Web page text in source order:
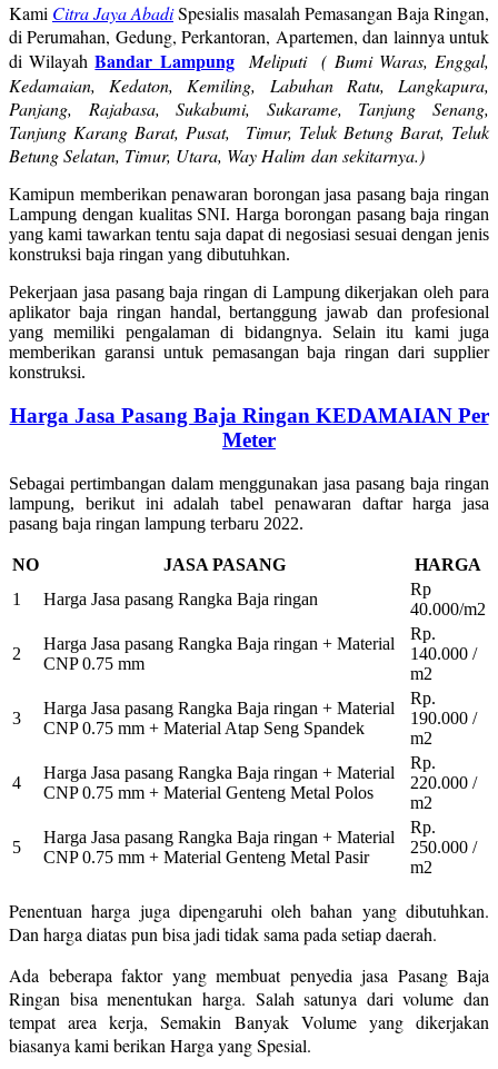
Kami Citra Jaya AbadiSpesialis masalah Pemasangan Baja Ringan,
di Perumahan, Gedung, Perkantoran, Apartemen, dan lainnya untuk
di WilayahBandar LampungMeliputi ( Bumi Waras, Enggal,
Kedamaian, Kedaton, Kemiling, Labuhan Ratu, Langkapura,
Panjang, Rajabasa, Sukabumi, Sukarame, Tanjung Senang,
Tanjung Karang Barat, Pusat, Timur, Teluk Betung Barat, Teluk
Betung Selatan, Timur, Utara, Way Halim dan sekitarnya.)
Kamipun memberikan penawaran borongan jasa pasang baja ringan
Lampung dengan kualitas SNI. Harga borongan pasang baja ringan
yang kami tawarkan tentu saja dapat di negosiasi sesuai dengan jenis
konstruksi baja ringan yang dibutuhkan.
Pekerjaan jasa pasang baja ringan di Lampung dikerjakan oleh para
aplikator baja ringan handal, bertanggung jawab dan profesional
yang memiliki pengalaman di bidangnya. Selain itu kami juga
memberikan garansi untuk pemasangan baja ringan dari supplier
konstruksi.
Harga Jasa Pasang Baja Ringan KEDAMAIAN Per
Meter
Sebagai pertimbangan dalam menggunakan jasa pasang baja ringan
lampung, berikut ini adalah tabel penawaran daftar harga jasa
pasang baja ringan lampung terbaru 2022.
NO JASA PASANG
HARGA
1
Harga Jasa pasang Rangka Baja ringan
Rp
40.000/m2
2
Harga Jasa pasang Rangka Baja ringan + Material
CNP 0.75 mm
Rp.
140.000 /
m2
3
Harga Jasa pasang Rangka Baja ringan + Material
CNP 0.75 mm + Material Atap Seng Spandek
Rp.
190.000 /
m2
4
Harga Jasa pasang Rangka Baja ringan + Material
CNP 0.75 mm + Material Genteng Metal Polos
Rp.
220.000 /
m2
5
Harga Jasa pasang Rangka Baja ringan + Material
CNP 0.75 mm + Material Genteng Metal Pasir
Rp.
250.000 /
m2
Penentuan harga juga dipengaruhi oleh bahan yang dibutuhkan.
Dan harga diatas pun bisa jadi tidak sama pada setiap daerah.
Ada beberapa faktor yang membuat penyedia jasa Pasang Baja
Ringan bisa menentukan harga. Salah satunya dari volume dan
tempat area kerja, Semakin Banyak Volume yang dikerjakan
biasanya kami berikan Harga yang Spesial.